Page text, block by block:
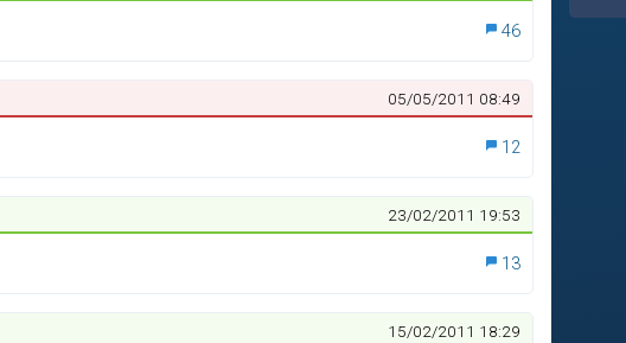
46
05/05/2011 08:49
12
23/02/2011 19:53
13
15/02/2011 18:29